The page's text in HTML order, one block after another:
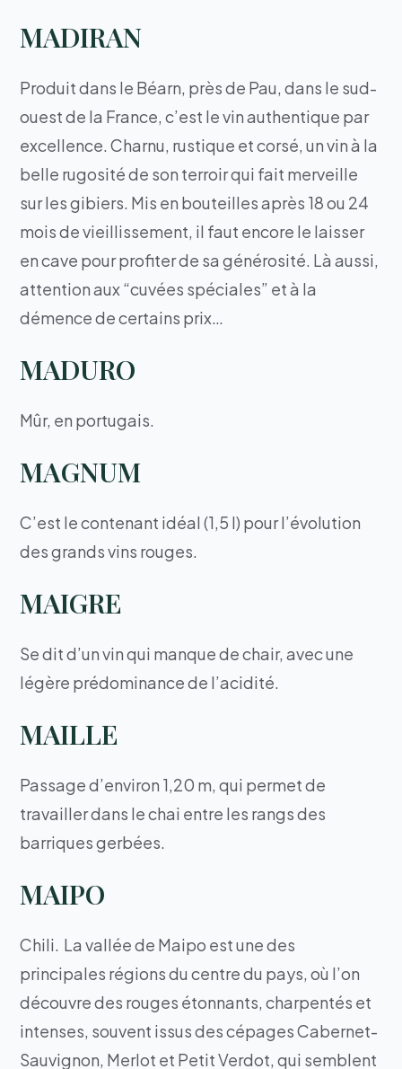
MADIRAN
Produit dans le Béarn, près de Pau, dans le sud-
ouest de la France, c’est le vin authentique par
excellence. Charnu, rustique et corsé, un vin à la
belle rugosité de son terroir qui fait merveille
sur les gibiers. Mis en bouteilles après 18 ou 24
mois de vieillissement, il faut encore le laisser
en cave pour profiter de sa générosité. Là aussi,
attention aux “cuvées spéciales” et à la
démence de certains prix…
MADURO
Mûr, en portugais.
MAGNUM
C’est le contenant idéal (1,5 l) pour l’évolution
des grands vins rouges.
MAIGRE
Se dit d’un vin qui manque de chair, avec une
légère prédominance de l’acidité.
MAILLE
Passage d’environ 1,20 m, qui permet de
travailler dans le chai entre les rangs des
barriques gerbées.
MAIPO
Chili. La vallée de Maipo est une des
principales régions du centre du pays, où l’on
découvre des rouges étonnants, charpentés et
intenses, souvent issus des cépages Cabernet-
Sauvignon, Merlot et Petit Verdot, qui semblent